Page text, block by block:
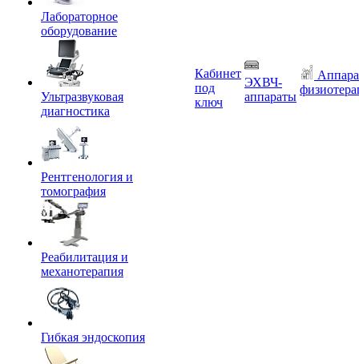
Лабораторное
оборудование
Ультразвуковая
диагностика
Рентгенология и
томография
Реабилитация и
механотерапия
Гибкая эндоскопия
Кабинет
под
ключ
ЭХВЧ-
аппараты